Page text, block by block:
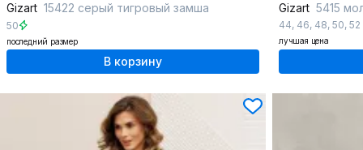
Gizart 15422 серый тигровый замша
50
последний размер
В корзину
Gizart 5415
44, 46, 48, 50, 52
лучшая цена